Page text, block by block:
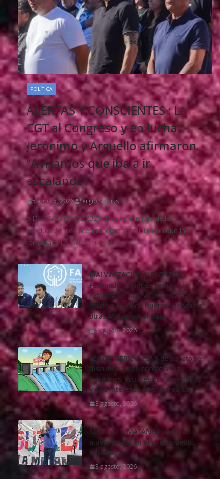
POLÍTICA
ALERTAS Y CONSCIENTES : La
CGT al Congreso y en lucha.
Jerónimo y Arguello afirmaron
“Avisamos que iba a ir
escalando”
5 agosto, 2026 Sergio Stadius
5 DE AGOSTO DE 2026.-Dos referentes de la
conducción de la central obrera anticiparon que la
jornada del próximo jueves
MALVINIZACIÖN Y ENTREGA :
Fernando Espinoza rechazó la
reforma de la Ley de Tierras y
acusó a Milei de querer «llenar de
otras Malvinas» al país.-
5 agosto, 2026
LEY DE TIERRAS : El 6 de agosto se
discutirá quién controla los
territorios estratégicos argentinos
y qué intereses orientan su uso.-
3 agosto, 2026
SUTEBA LA MATANZA : “Hay un
ajuste brutal en el presupuesto
educativo”.-
3 agosto, 2026